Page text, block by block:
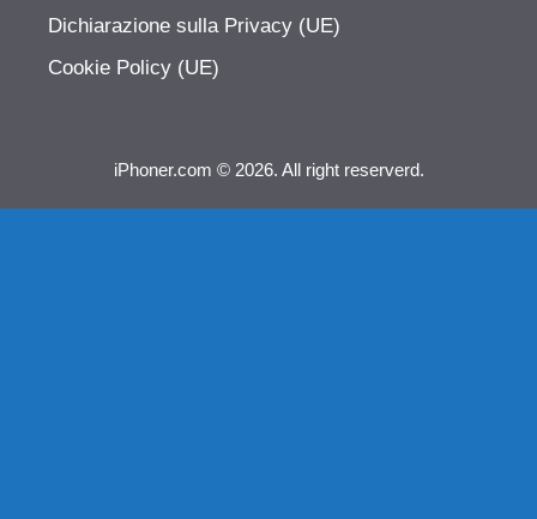
Dichiarazione sulla Privacy (UE)
Cookie Policy (UE)
iPhoner.com © 2026. All right reserverd.